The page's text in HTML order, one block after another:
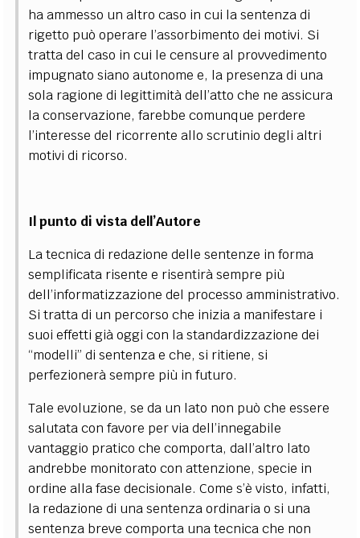
ha ammesso un altro caso in cui la sentenza di
rigetto può operare l’assorbimento dei motivi. Si
tratta del caso in cui le censure al provvedimento
impugnato siano autonome e, la presenza di una
sola ragione di legittimità dell’atto che ne assicura
la conservazione, farebbe comunque perdere
l’interesse del ricorrente allo scrutinio degli altri
motivi di ricorso.
Il punto di vista dell’Autore
La tecnica di redazione delle sentenze in forma
semplificata risente e risentirà sempre più
dell’informatizzazione del processo amministrativo.
Si tratta di un percorso che inizia a manifestare i
suoi effetti già oggi con la standardizzazione dei
“modelli” di sentenza e che, si ritiene, si
perfezionerà sempre più in futuro.
Tale evoluzione, se da un lato non può che essere
salutata con favore per via dell’innegabile
vantaggio pratico che comporta, dall’altro lato
andrebbe monitorato con attenzione, specie in
ordine alla fase decisionale. Come s’è visto, infatti,
la redazione di una sentenza ordinaria o si una
sentenza breve comporta una tecnica che non